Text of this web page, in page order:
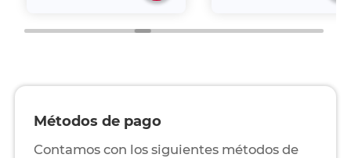
Métodos de pago
Contamos con los siguientes métodos de